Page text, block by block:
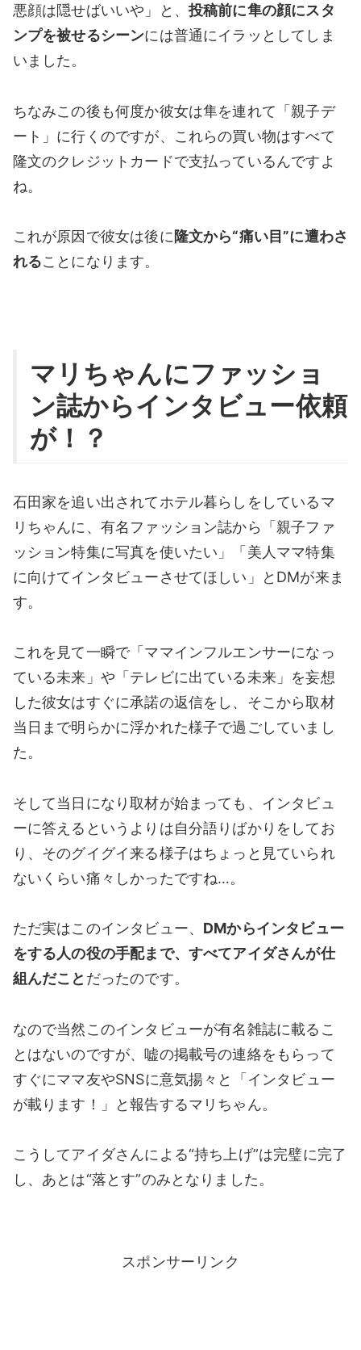
悪顔は隠せばいいや」と、投稿前に隼の顔にスタ
ンプを被せるシーンには普通にイラッとしてしま
いました。
ちなみこの後も何度か彼女は隼を連れて「親子デ
ート」に行くのですが、これらの買い物はすべて
隆文のクレジットカードで支払っているんですよ
ね。
これが原因で彼女は後に隆文から“痛い目”に遭わさ
れることになります。
マリちゃんにファッショ
ン誌からインタビュー依頼
が！？
石田家を追い出されてホテル暮らしをしているマ
リちゃんに、有名ファッション誌から「親子ファ
ッション特集に写真を使いたい」「美人ママ特集
に向けてインタビューさせてほしい」とDMが来ま
す。
これを見て一瞬で「ママインフルエンサーになっ
ている未来」や「テレビに出ている未来」を妄想
した彼女はすぐに承諾の返信をし、そこから取材
当日まで明らかに浮かれた様子で過ごしていまし
た。
そして当日になり取材が始まっても、インタビュ
ーに答えるというよりは自分語りばかりをしてお
り、そのグイグイ来る様子はちょっと見ていられ
ないくらい痛々しかったですね…。
ただ実はこのインタビュー、 DMからインタビュー
をする人の役の手配まで、すべてアイダさんが仕
組んだこと だったのです。
なので当然このインタビューが有名雑誌に載るこ
とはないのですが、嘘の掲載号の連絡をもらって
すぐにママ友やSNSに意気揚々と「インタビュー
が載ります！」と報告するマリちゃん。
こうしてアイダさんによる“持ち上げ”は完璧に完了
し、あとは“落とす”のみとなりました。
スポンサーリンク